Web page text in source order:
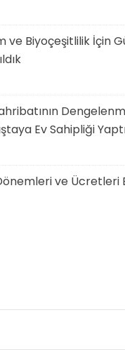
ve Biyoçeşitlilik İçin
Ev Sahipliği
ve Ücretleri